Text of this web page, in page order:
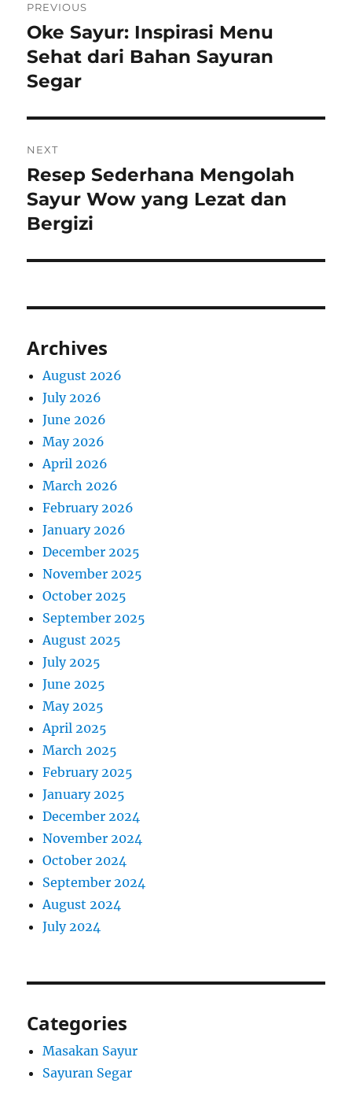
navigation
PREVIOUS
Previous
post:
Oke Sayur: Inspirasi Menu
Sehat dari Bahan Sayuran
Segar
NEXT
Next
post:
Resep Sederhana Mengolah
Sayur Wow yang Lezat dan
Bergizi
Archives
August 2026
July 2026
June 2026
May 2026
April 2026
March 2026
February 2026
January 2026
December 2025
November 2025
October 2025
September 2025
August 2025
July 2025
June 2025
May 2025
April 2025
March 2025
February 2025
January 2025
December 2024
November 2024
October 2024
September 2024
August 2024
July 2024
Categories
Masakan Sayur
Sayuran Segar